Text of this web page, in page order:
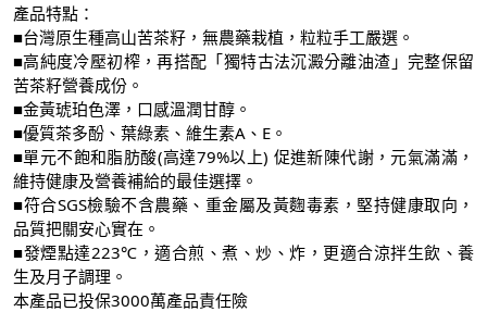
產品特點：
■台灣原生種高山苦茶籽，無農藥栽植，粒粒手工嚴選。
■高純度冷壓初榨，再搭配「獨特古法沉澱分離油渣」完整保留
苦茶籽營養成份。
■金黃琥珀色澤，口感溫潤甘醇。
■優質茶多酚、葉綠素、維生素A、E。
■單元不飽和脂肪酸(高達79%以上) 促進新陳代謝，元氣滿滿，
維持健康及營養補給的最佳選擇。
■符合SGS檢驗不含農藥、重金屬及黃麴毒素，堅持健康取向，
品質把關安心實在。
■發煙點達223℃，適合煎、煮、炒、炸，更適合涼拌生飲、養
生及月子調理。
本產品已投保3000萬產品責任險